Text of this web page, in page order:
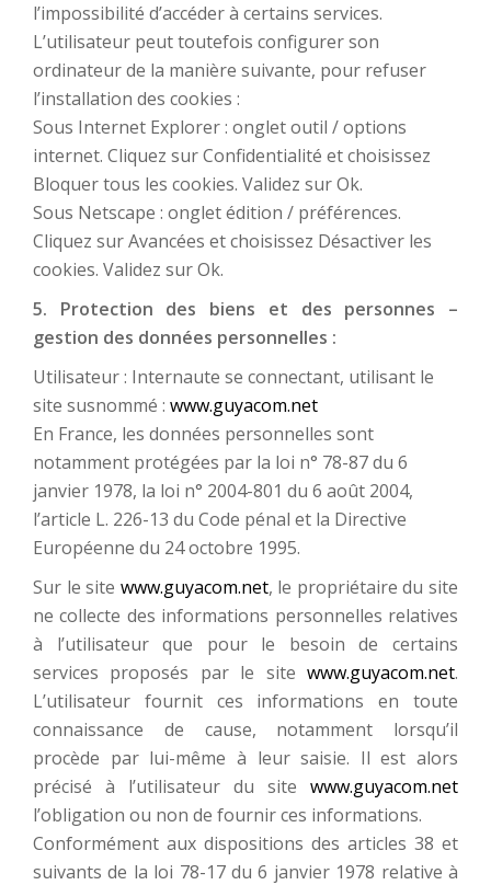
l’impossibilité d’accéder à certains services.
L’utilisateur peut toutefois configurer son
ordinateur de la manière suivante, pour refuser
l’installation des cookies :
Sous Internet Explorer : onglet outil / options
internet. Cliquez sur Confidentialité et choisissez
Bloquer tous les cookies. Validez sur Ok.
Sous Netscape : onglet édition / préférences.
Cliquez sur Avancées et choisissez Désactiver les
cookies. Validez sur Ok.
5. Protection des biens et des personnes –
gestion des données personnelles :
Utilisateur : Internaute se connectant, utilisant le
site susnommé : www.guyacom.net
En France, les données personnelles sont
notamment protégées par la loi n° 78-87 du 6
janvier 1978, la loi n° 2004-801 du 6 août 2004,
l’article L. 226-13 du Code pénal et la Directive
Européenne du 24 octobre 1995.
Sur le site www.guyacom.net, le propriétaire du site
ne collecte des informations personnelles relatives
à l’utilisateur que pour le besoin de certains
services proposés par le site www.guyacom.net.
L’utilisateur fournit ces informations en toute
connaissance de cause, notamment lorsqu’il
procède par lui-même à leur saisie. Il est alors
précisé à l’utilisateur du site www.guyacom.net
l’obligation ou non de fournir ces informations.
Conformément aux dispositions des articles 38 et
suivants de la loi 78-17 du 6 janvier 1978 relative à